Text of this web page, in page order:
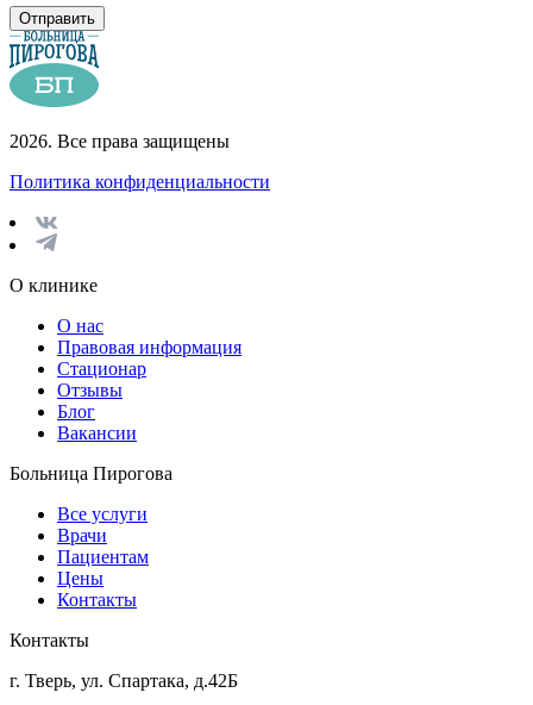
Отправить
2026. Все права защищены
Политика конфиденциальности
О клинике
О нас
Правовая информация
Стационар
Отзывы
Блог
Вакансии
Больница Пирогова
Все услуги
Врачи
Пациентам
Цены
Контакты
Контакты
г. Тверь, ул. Спартака, д.42Б